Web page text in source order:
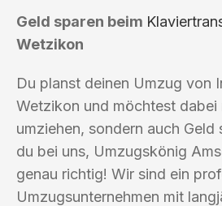
Geld sparen beim
Wetzikon
Du planst deinen Umzug von
Wetzikon und möchtest dabei
umziehen, sondern auch Geld
du bei uns, Umzugskönig
genau richtig! Wir sind ein
Umzugsunternehmen mit